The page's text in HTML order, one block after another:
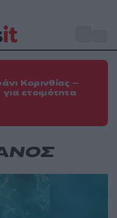
Κορινθίας –
ετοιμότητα